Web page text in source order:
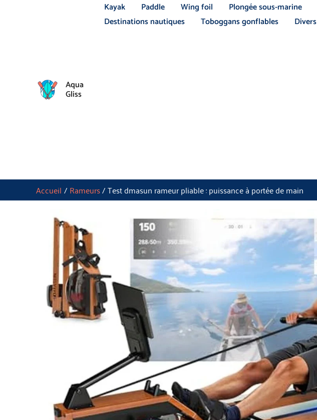
Aqua
Gliss
Kayak Paddle Wing foil Plongée sous-marine
Destinations nautiques
Toboggans gonflables Divers
Accueil Rameurs Test dmasun rameur pliable : puissance à portée de main